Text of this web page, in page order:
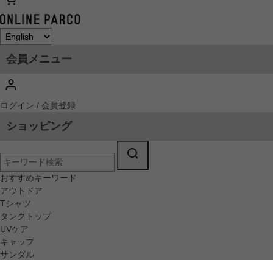
会員メニュー
ログイン / 会員登録
ショッピング
おすすめキーワード
アウトドア
Tシャツ
タンクトップ
UVケア
キャップ
サンダル